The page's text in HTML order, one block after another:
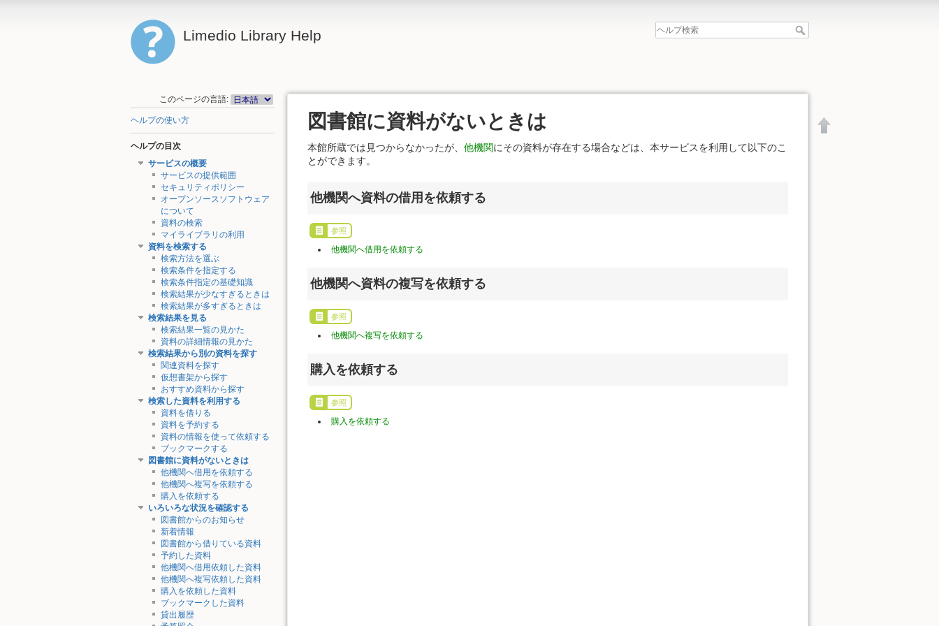
Limedio Library Help
このページの言語:
ヘルプの使い方
ヘルプの目次
サービスの概要
サービスの提供範囲
セキュリティポリシー
オープンソースソフトウェア
について
資料の検索
マイライブラリの利用
資料を検索する
検索方法を選ぶ
検索条件を指定する
検索条件指定の基礎知識
検索結果が少なすぎるときは
検索結果が多すぎるときは
検索結果を見る
検索結果一覧の見かた
資料の詳細情報の見かた
検索結果から別の資料を探す
関連資料を探す
仮想書架から探す
おすすめ資料から探す
検索した資料を利用する
資料を借りる
資料を予約する
資料の情報を使って依頼する
ブックマークする
図書館に資料がないときは
他機関へ借用を依頼する
他機関へ複写を依頼する
購入を依頼する
いろいろな状況を確認する
図書館からのお知らせ
新着情報
図書館から借りている資料
予約した資料
他機関へ借用依頼した資料
他機関へ複写依頼した資料
購入を依頼した資料
ブックマークした資料
貸出履歴
図書館に資料がないときは
本館所蔵では見つからなかったが、 他機関にその資料が存在する場合などは、本サービスを利用して以下のこ
とができます。
他機関へ資料の借用を依頼する
参照
他機関へ借用を依頼する
他機関へ資料の複写を依頼する
参照
他機関へ複写を依頼する
購入を依頼する
参照
購入を依頼する